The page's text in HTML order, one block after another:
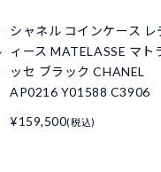
シャネル コインケース レ
ィース MATELASSE マト
ッセ ブラック CHANEL
AP0216 Y01588 C3906
¥159,500(税込)